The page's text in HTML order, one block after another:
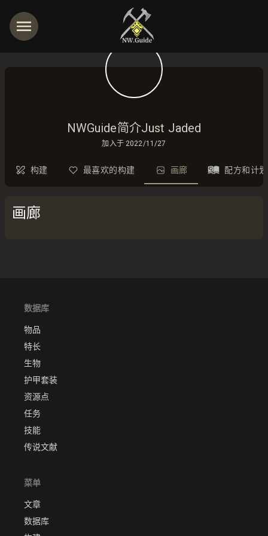
NWGuide简介Just Jaded
加入于 2022/11/27
构建 最喜欢的构建 画廊 配方和计
画廊
数据库
物品
特长
生物
护甲套装
资源点
任务
技能
传说文献
菜单
文章
数据库